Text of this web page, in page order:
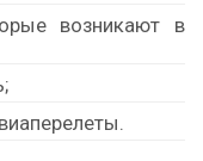
возникают в